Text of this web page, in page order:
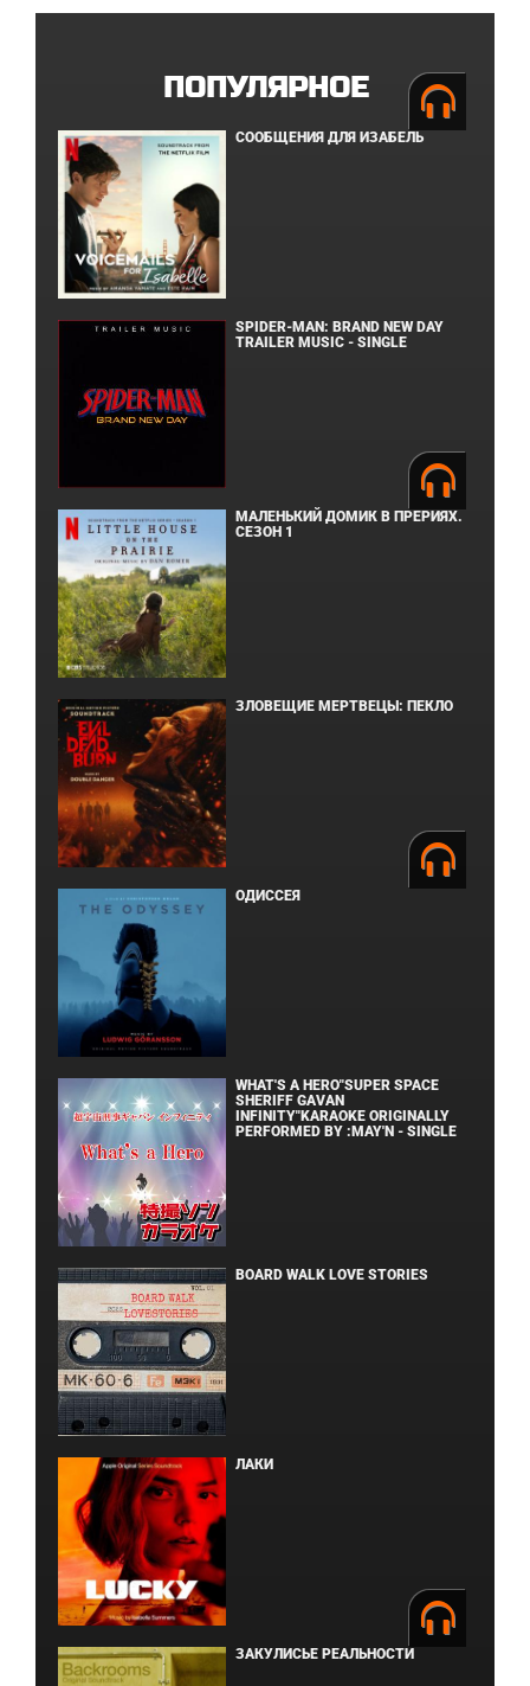
ПОПУЛЯРНОЕ
СООБЩЕНИЯ ДЛЯ ИЗАБЕЛЬ
SPIDER-MAN: BRAND NEW DAY
TRAILER MUSIC - SINGLE
МАЛЕНЬКИЙ ДОМИК В ПРЕРИЯХ.
СЕЗОН 1
ЗЛОВЕЩИЕ МЕРТВЕЦЫ: ПЕКЛО
ОДИССЕЯ
WHAT'S A HERO"SUPER SPACE
SHERIFF GAVAN
INFINITY"KARAOKE ORIGINALLY
PERFORMED BY :MAY'N - SINGLE
BOARD WALK LOVE STORIES
ЛАКИ
ЗАКУЛИСЬЕ РЕАЛЬНОСТИ